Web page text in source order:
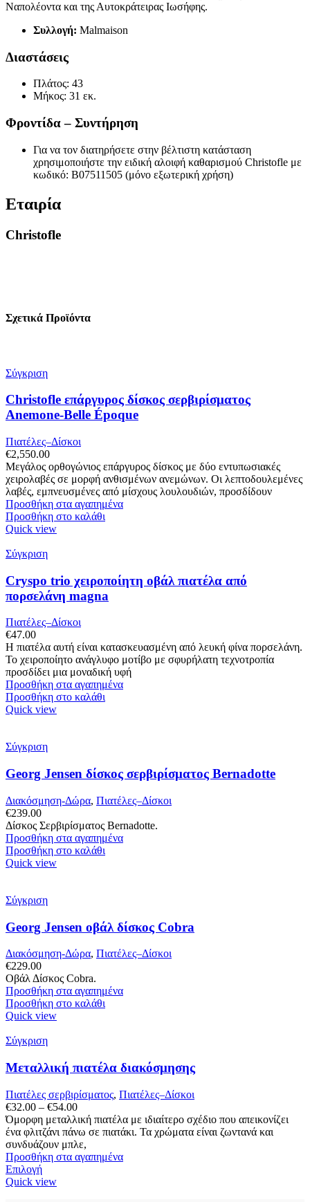
Ναπολέοντα και της Αυτοκράτειρας Ιωσήφης.
Συλλογή: Malmaison
Διαστάσεις
Πλάτος: 43
Μήκος: 31 εκ.
Φροντίδα – Συντήρηση
Για να τoν διατηρήσετε στην βέλτιστη κατάσταση
χρησιμοποιήστε την ειδική αλοιφή καθαρισμού Christofle με
κωδικό: B07511505 (μόνο εξωτερική χρήση)
Εταιρία
Christofle
Σχετικά Προϊόντα
Σύγκριση
Christofle επάργυρος δίσκος σερβιρίσματος
Anemone-Belle Époque
Πιατέλες–Δίσκοι
€2,550.00
Μεγάλος ορθογώνιος επάργυρος δίσκος με δύο εντυπωσιακές
χειρολαβές σε μορφή ανθισμένων ανεμώνων. Οι λεπτοδουλεμένες
λαβές, εμπνευσμένες από μίσχους λουλουδιών, προσδίδουν
Προσθήκη στα αγαπημένα
Προσθήκη στο καλάθι
Quick view
Σύγκριση
Cryspo trio χειροποίητη οβάλ πιατέλα από
πορσελάνη magna
Πιατέλες–Δίσκοι
€47.00
Η πιατέλα αυτή είναι κατασκευασμένη από λευκή φίνα πορσελάνη.
Το χειροποίητο ανάγλυφο μοτίβο με σφυρήλατη τεχνοτροπία
προσδίδει μια μοναδική υφή
Προσθήκη στα αγαπημένα
Προσθήκη στο καλάθι
Quick view
Σύγκριση
Georg Jensen δίσκος σερβιρίσματος Bernadotte
Διακόσμηση-Δώρα, Πιατέλες–Δίσκοι
€239.00
Δίσκος Σερβιρίσματος Bernadotte.
Προσθήκη στα αγαπημένα
Προσθήκη στο καλάθι
Quick view
Σύγκριση
Georg Jensen οβάλ δίσκος Cobra
Διακόσμηση-Δώρα, Πιατέλες–Δίσκοι
€229.00
Οβάλ Δίσκος Cobra.
Προσθήκη στα αγαπημένα
Προσθήκη στο καλάθι
Quick view
Σύγκριση
Μεταλλική πιατέλα διακόσμησης
Πιατέλες σερβιρίσματος, Πιατέλες–Δίσκοι
€32.00 – €54.00Price
range:
€32.00
through
€54.00
Όμορφη μεταλλική πιατέλα με ιδιαίτερο σχέδιο που απεικονίζει
ένα φλιτζάνι πάνω σε πιατάκι. Τα χρώματα είναι ζωντανά και
συνδυάζουν μπλε,
Προσθήκη στα αγαπημένα
ΕπιλογήΑυτό
το
Quick view